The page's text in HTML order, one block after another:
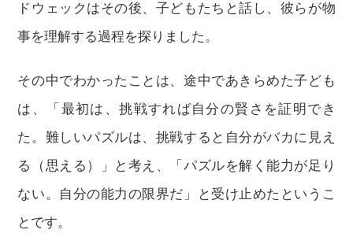
ドウェックはその後、子どもたちと話し、彼らが物
事を理解する過程を探りました。
その中でわかったことは、途中であきらめた子ども
は、「最初は、挑戦すれば自分の賢さを証明でき
た。難しいパズルは、挑戦すると自分がバカに見え
る（思える）」と考え、「パズルを解く能力が足り
ない。自分の能力の限界だ」と受け止めたというこ
とです。